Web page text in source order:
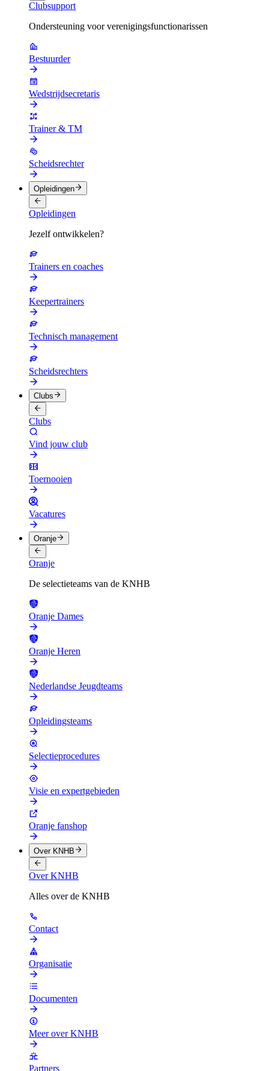
Clubsupport
Ondersteuning voor verenigingsfunctionarissen
Bestuurder
Wedstrijdsecretaris
Trainer & TM
Scheidsrechter
Opleidingen
Opleidingen
Jezelf ontwikkelen?
Trainers en coaches
Keepertrainers
Technisch management
Scheidsrechters
Clubs
Clubs
Vind jouw club
Toernooien
Vacatures
Oranje
Oranje
De selectieteams van de KNHB
Oranje Dames
Oranje Heren
Nederlandse Jeugdteams
Opleidingsteams
Selectieprocedures
Visie en expertgebieden
Oranje fanshop
Over KNHB
Over KNHB
Alles over de KNHB
Contact
Organisatie
Documenten
Meer over KNHB
Partners